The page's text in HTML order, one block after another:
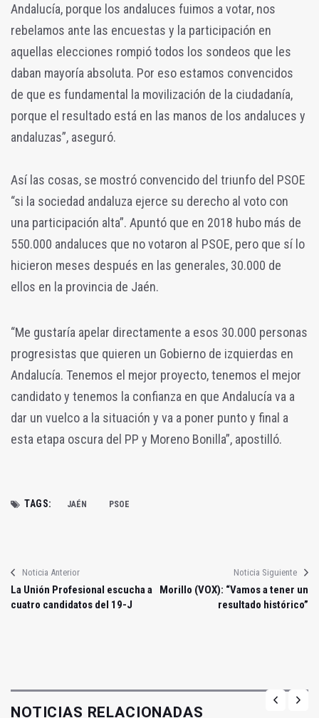
Andalucía, porque los andaluces fuimos a votar, nos
rebelamos ante las encuestas y la participación en
aquellas elecciones rompió todos los sondeos que les
daban mayoría absoluta. Por eso estamos convencidos
de que es fundamental la movilización de la ciudadanía,
porque el resultado está en las manos de los andaluces y
andaluzas”, aseguró.
Así las cosas, se mostró convencido del triunfo del PSOE
“si la sociedad andaluza ejerce su derecho al voto con
una participación alta”. Apuntó que en 2018 hubo más de
550.000 andaluces que no votaron al PSOE, pero que sí lo
hicieron meses después en las generales, 30.000 de
ellos en la provincia de Jaén.
“Me gustaría apelar directamente a esos 30.000 personas
progresistas que quieren un Gobierno de izquierdas en
Andalucía. Tenemos el mejor proyecto, tenemos el mejor
candidato y tenemos la confianza en que Andalucía va a
dar un vuelco a la situación y va a poner punto y final a
esta etapa oscura del PP y Moreno Bonilla”, apostilló.
TAGS: JAÉN PSOE
Noticia Anterior
La Unión Profesional escucha a
cuatro candidatos del 19-J
Noticia Siguiente
Morillo (VOX): “Vamos a tener un
resultado histórico”
NOTICIAS RELACIONADAS